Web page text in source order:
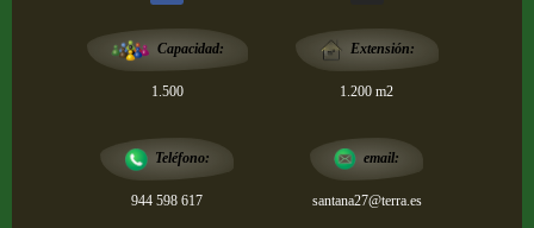
Capacidad:
1.500
Extensión:
1.200 m2
Teléfono:
944 598 617
email:
santana27@terra.es